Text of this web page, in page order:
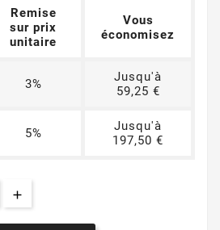
Remise
sur prix
unitaire
Vous
économisez
3%
Jusqu'à
59,25 €
5%
Jusqu'à
197,50 €